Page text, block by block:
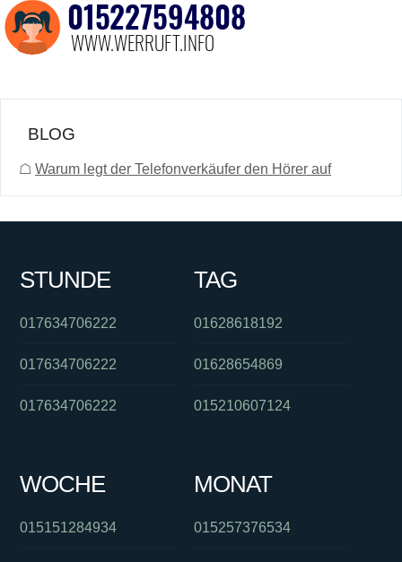
BLOG
☖ Warum legt der Telefonverkäufer den Hörer auf
STUNDE
017634706222
017634706222
017634706222
TAG
01628618192
01628654869
015210607124
WOCHE
015151284934
MONAT
015257376534